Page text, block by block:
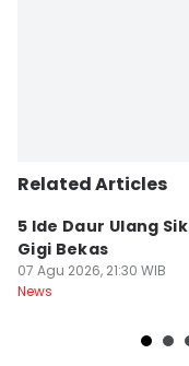
Related Articles
5 Ide Daur Ulang
Gigi Bekas
07 Agu 2026, 21:30 WIB
News